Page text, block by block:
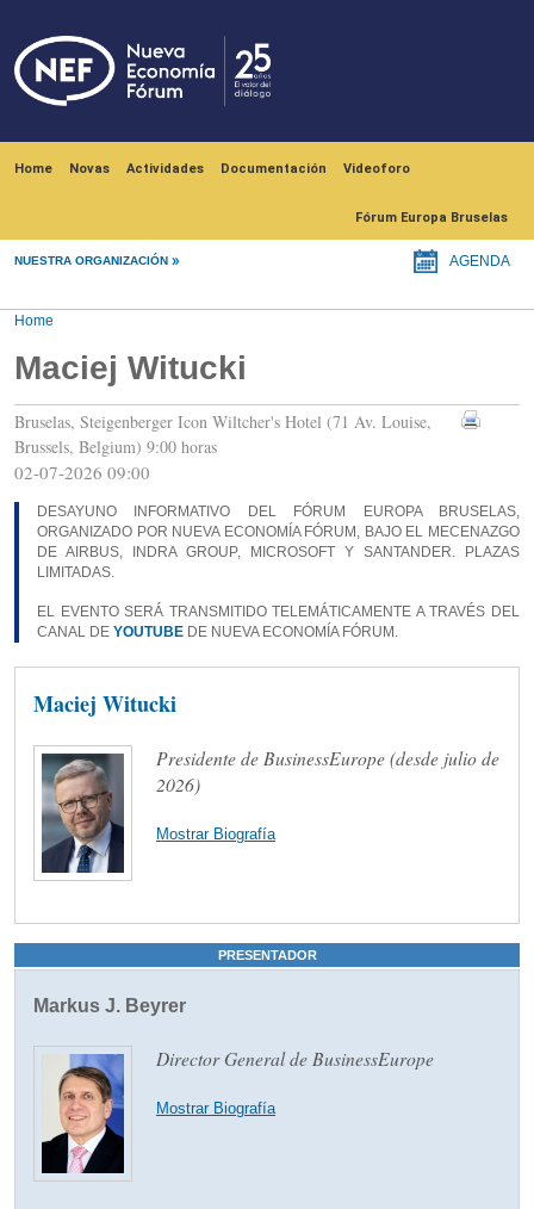
Home Novas Actividades Documentación Videoforo
Fórum Europa Bruselas
NUESTRA ORGANIZACIÓN AGENDA
Home
Maciej Witucki
Bruselas, Steigenberger Icon Wiltcher's Hotel (71 Av. Louise,
Brussels, Belgium) 9:00 horas
02-07-2026 09:00
DESAYUNO INFORMATIVO DEL FÓRUM EUROPA BRUSELAS,
ORGANIZADO POR NUEVA ECONOMÍA FÓRUM, BAJO EL MECENAZGO
DE AIRBUS, INDRA GROUP, MICROSOFT Y SANTANDER. PLAZAS
LIMITADAS.
EL EVENTO SERÁ TRANSMITIDO TELEMÁTICAMENTE A TRAVÉS DEL
CANAL DE YOUTUBE DE NUEVA ECONOMÍA FÓRUM.
Maciej Witucki
Presidente de BusinessEurope (desde julio de
2026)
Mostrar Biografía
PRESENTADOR
Markus J. Beyrer
Director General de BusinessEurope
Mostrar Biografía